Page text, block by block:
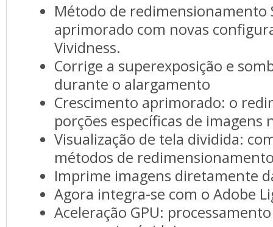
Método de redimensionamento
aprimorado com novas
Vividness.
Corrige a superexposição e
durante o alargamento
Crescimento aprimorado: o
porções específicas de
Visualização de tela dividida:
métodos de
Imprime imagens diretamente
Agora integra-se com o Adobe
Aceleração GPU: